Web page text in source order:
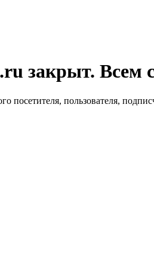
закрыт. Всем
посетителя, пользователя,